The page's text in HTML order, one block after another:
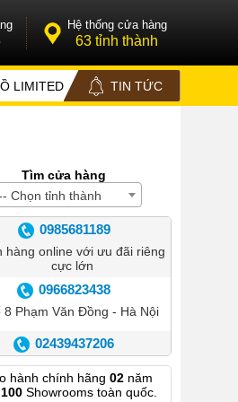
Hệ thống cửa hàng
63 tỉnh thành
LIMITED TIN TỨC
Tìm cửa hàng
Chọn tỉnh thành
0985681189
hàng online với ưu đãi riêng
cực lớn
0966823438
8 Phạm Văn Đồng - Hà Nội
02439437206
42 Phố Huế - Hoàn Kiếm –
Hà Nội
hành chính hãng 02năm
100Showrooms toàn quốc.